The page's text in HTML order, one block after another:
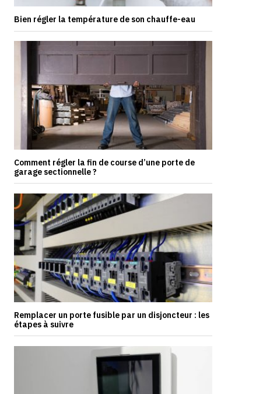
Bien régler la température de son chauffe-eau
Comment régler la fin de course d’une porte de
garage sectionnelle ?
Remplacer un porte fusible par un disjoncteur : les
étapes à suivre